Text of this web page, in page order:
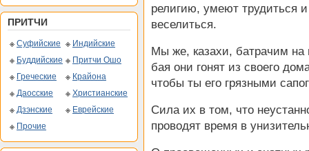
ПРИТЧИ
Суфийские
Индийские
Буддийские
Притчи Ошо
Греческие
Крайона
Даосские
Христианские
Дзэнские
Еврейские
Прочие
религию, умеют трудиться
веселиться.
Мы же, казахи, батрачим на
бая они гонят из своего
чтобы ты его грязными
Сила их в том, что
проводят время в